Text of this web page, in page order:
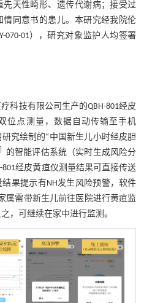
先天性畸形、遗传代谢病；接受过
情同意书的患儿。本研究经我院伦
070-01），研究对象监护人均签署
科技有限公司生产的QBH-801经皮
位点测量，数据自动传输至手机
究绘制的“中国新生儿小时经皮胆
的智能评估系统（实时生成风险分
801经皮黄疸仪测量结果可直接传送
果提示有NH发生风险预警，软件
属需带新生儿前往医院进行黄疸监
，可继续在家中进行监测。